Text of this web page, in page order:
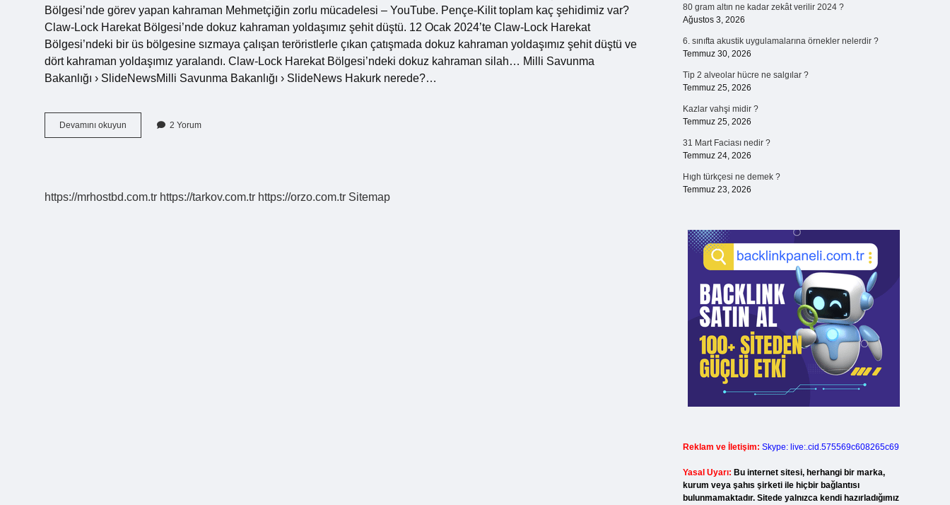
Bölgesi’nde görev yapan kahraman Mehmetçiğin zorlu mücadelesi – YouTube. Pençe-Kilit toplam kaç şehidimiz var?
Claw-Lock Harekat Bölgesi’nde dokuz kahraman yoldaşımız şehit düştü. 12 Ocak 2024’te Claw-Lock Harekat
Bölgesi’ndeki bir üs bölgesine sızmaya çalışan teröristlerle çıkan çatışmada dokuz kahraman yoldaşımız şehit düştü ve
dört kahraman yoldaşımız yaralandı. Claw-Lock Harekat Bölgesi’ndeki dokuz kahraman silah… Milli Savunma
Bakanlığı › SlideNewsMilli Savunma Bakanlığı › SlideNews Hakurk nerede?…
Devamını okuyun
Kilit
2 Yorum
https://mrhostbd.com.tr https://tarkov.com.tr https://orzo.com.tr Sitemap
80 gram altın ne kadar zekât verilir 2024 ?
Ağustos 3, 2026
6. sınıfta akustik uygulamalarına örnekler nelerdir ?
Temmuz 30, 2026
Tip 2 alveolar hücre ne salgılar ?
Temmuz 25, 2026
Kazlar vahşi midir ?
Temmuz 25, 2026
31 Mart Faciası nedir ?
Temmuz 24, 2026
Hıgh türkçesi ne demek ?
Temmuz 23, 2026
Reklam ve İletişim: Skype: live:.cid.575569c608265c69
Yasal Uyarı: Bu internet sitesi, herhangi bir marka,
kurum veya şahıs şirketi ile hiçbir bağlantısı
bulunmamaktadır. Sitede yalnızca kendi hazırladığımız